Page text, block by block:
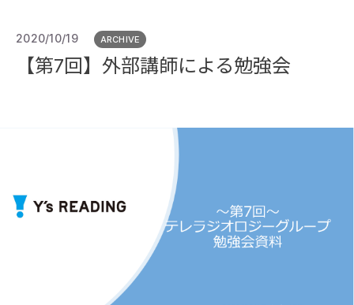
2020/10/19 ARCHIVE
【第7回】外部講師による勉強会